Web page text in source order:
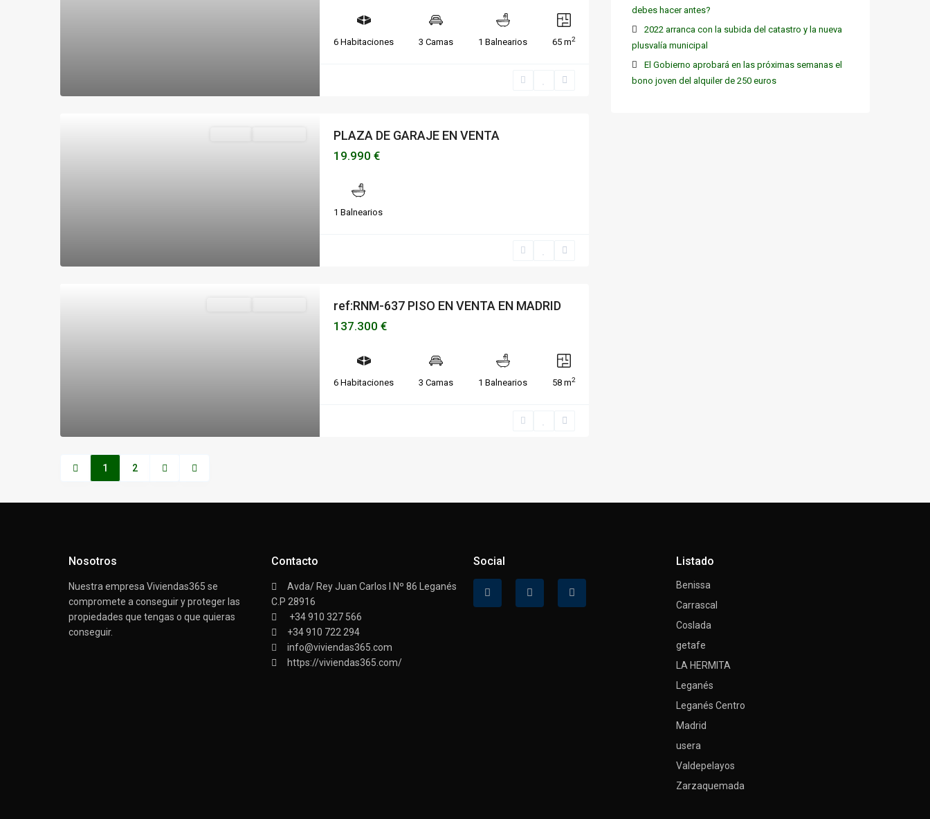
6 Habitaciones 3 Camas 1 Balnearios 65 m2
PLAZA DE GARAJE EN VENTA
19.990 €
1 Balnearios
ref:RNM-637 PISO EN VENTA EN MADRID
137.300 €
6 Habitaciones 3 Camas 1 Balnearios 58 m2
1 2
debes hacer antes?
2022 arranca con la subida del catastro y la nueva
plusvalía municipal
El Gobierno aprobará en las próximas semanas el
bono joven del alquiler de 250 euros
Nosotros
Nuestra empresa Viviendas365 se
compromete a conseguir y proteger las
propiedades que tengas o que quieras
conseguir.
Contacto
Avda/ Rey Juan Carlos I Nº 86 Leganés
C.P 28916
+34 910 327 566
+34 910 722 294
info@viviendas365.com
https://viviendas365.com/
Social Listado
Benissa
Carrascal
Coslada
getafe
LA HERMITA
Leganés
Leganés Centro
Madrid
usera
Valdepelayos
Zarzaquemada